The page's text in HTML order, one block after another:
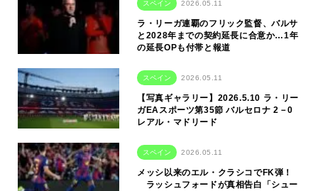
スペイン 2026.05.11
ラ・リーガ連覇のフリック監督、バルサ
と2028年までの契約延長に合意か…1年
の延長OPも付帯と報道
スペイン 2026.05.11
【写真ギャラリー】2026.5.10 ラ・リー
ガEAスポーツ第35節 バルセロナ 2－0
レアル・マドリード
スペイン 2026.05.11
メッシ以来のエル・クラシコでFK弾！
ラッシュフォードが真相告白「シュー